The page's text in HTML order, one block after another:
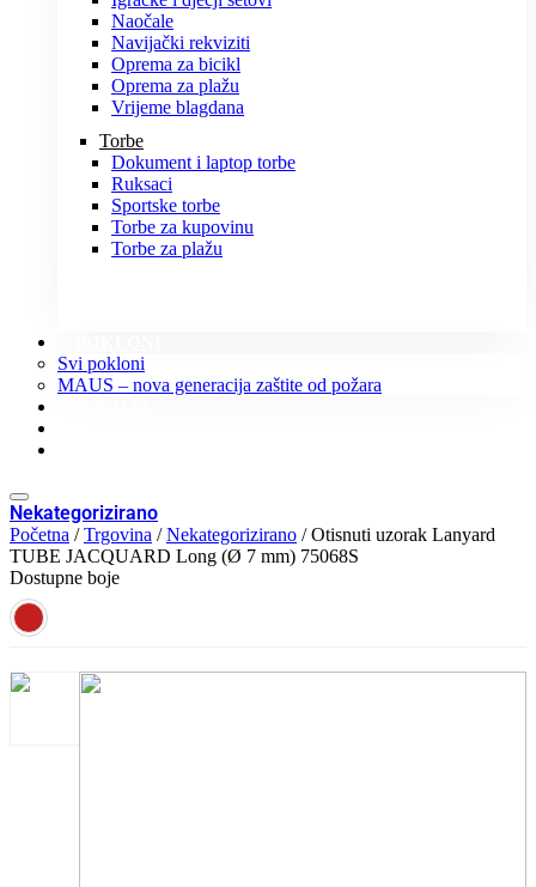
Naočale
Navijački rekviziti
Oprema za bicikl
Oprema za plažu
Vrijeme blagdana
Torbe
Dokument i laptop torbe
Ruksaci
Sportske torbe
Torbe za kupovinu
Torbe za plažu
Svi pokloni
MAUS – nova generacija zaštite od požara
Nekategorizirano
Početna /Trgovina /Nekategorizirano / Otisnuti uzorak Lanyard
TUBE JACQUARD Long (Ø 7 mm) 75068S
Dostupne boje